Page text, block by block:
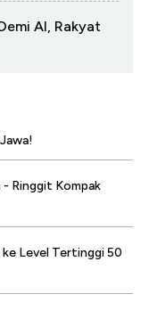
AI, Rakyat
- Ringgit Kompak
ke Level Tertinggi 50